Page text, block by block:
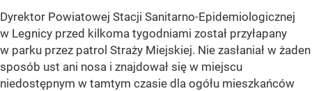
Dyrektor Powiatowej Stacji Sanitarno-Epidemiologicznej
w Legnicy przed kilkoma tygodniami został przyłapany
w parku przez patrol Straży Miejskiej. Nie zasłaniał w żaden
sposób ust ani nosa i znajdował się w miejscu
niedostępnym w tamtym czasie dla ogółu mieszkańców